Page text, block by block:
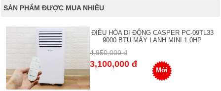
SẢN PHẨM ĐƯỢC MUA NHIỀU
ĐIỀU HÒA DI ĐỘNG CASPER PC-09TL33
9000 BTU MÁY LẠNH MINI 1.0HP
4,950,000 đ
3,100,000 đ
Mới